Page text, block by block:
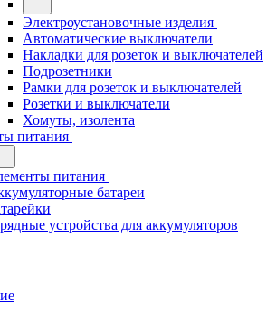
Электроустановочные изделия
Автоматические выключатели
Накладки для розеток и выключателей
Подрозетники
Рамки для розеток и выключателей
Розетки и выключатели
Хомуты, изолента
питания
питания
батареи
устройства для аккумуляторов